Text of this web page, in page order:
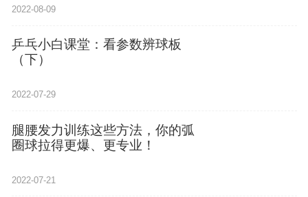
2022-08-09
乒乓小白课堂：看参数辨球板
（下）
2022-07-29
腿腰发力训练这些方法，你的弧
圈球拉得更爆、更专业！
2022-07-21